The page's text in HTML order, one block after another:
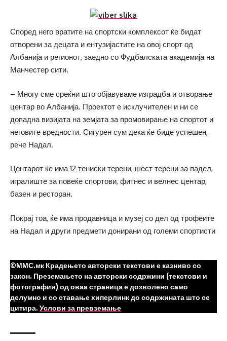
Според него вратите на спортски комплексот ќе бидат
отворени за децата и ентузијастите на овој спорт од
Албанија и регионот, заедно со Фудбалската академија на
Манчестер сити.
– Многу сме среќни што објавуваме изградба и отворање
центар во Албанија. Проектот е исклучителен и ни се
допадна визијата на земјата за промовирање на спортот и
неговите вредности. Сигурен сум дека ќе биде успешен,
рече Надал.
Центарот ќе има 12 тениски терени, шест терени за падел,
игралиште за повеќе спортови, фитнес и велнес центар,
базен и ресторан.
Покрај тоа, ќе има продавница и музеј со дел од трофеите
на Надал и други предмети донирани од големи спортисти
©ММС.мк Крадењето авторски текстови е казниво со
закон. Преземањето на авторски содржини (текстови и
фотографии) од оваа страница е дозволено само
делумно и со ставање хиперлинк до содржината што се
цитира. Услови за превземање